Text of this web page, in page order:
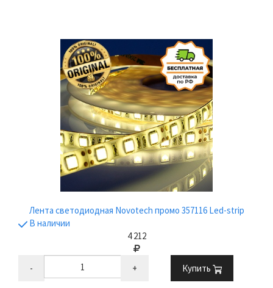
Лента светодиодная Novotech промо 357116 Led-strip
В наличии
4 212
- + Купить